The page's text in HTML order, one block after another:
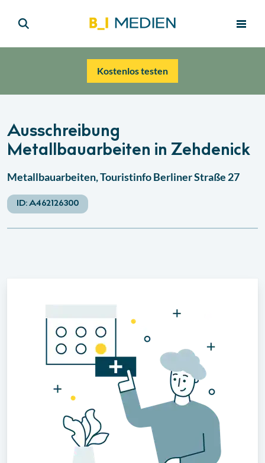
Kostenlos testen
Ausschreibung
Metallbauarbeiten in Zehdenick
Metallbauarbeiten, Touristinfo Berliner Straße 27
ID:A462126300